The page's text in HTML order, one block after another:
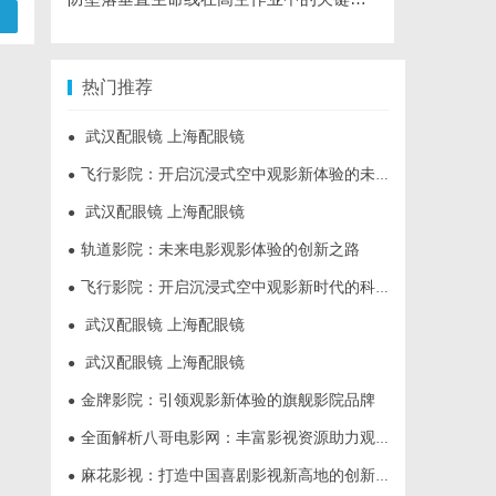
热门推荐
● 武汉配眼镜 上海配眼镜
● 飞行影院：开启沉浸式空中观影新体验的未来趋势
● 武汉配眼镜 上海配眼镜
● 轨道影院：未来电影观影体验的创新之路
● 飞行影院：开启沉浸式空中观影新时代的科技体验
● 武汉配眼镜 上海配眼镜
● 武汉配眼镜 上海配眼镜
● 金牌影院：引领观影新体验的旗舰影院品牌
● 全面解析八哥电影网：丰富影视资源助力观影体验升级
● 麻花影视：打造中国喜剧影视新高地的创新典范